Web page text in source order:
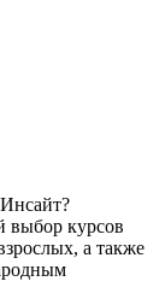
выбор курсов
а также